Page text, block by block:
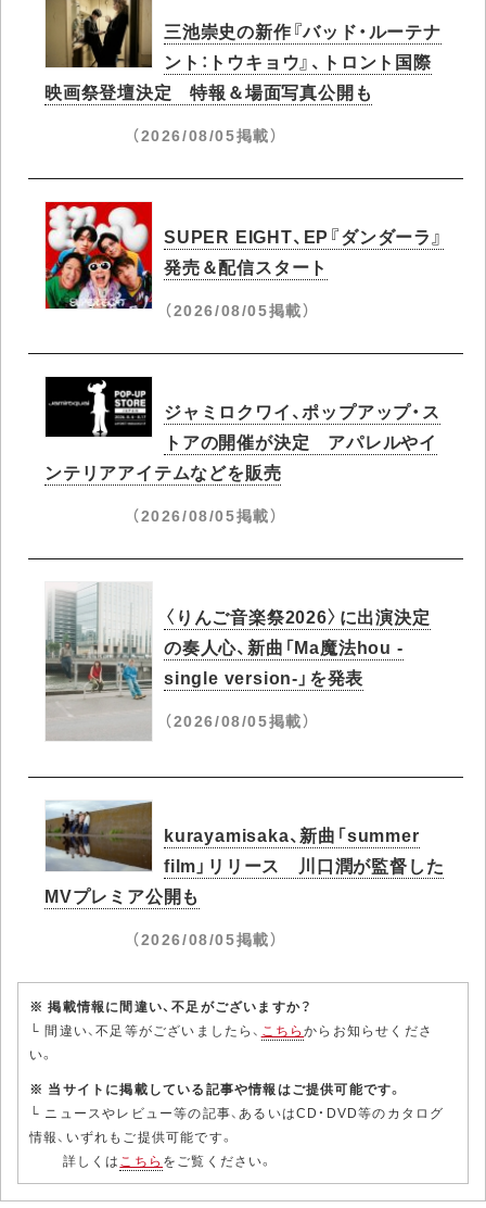
三池崇史の新作『バッド・ルーテナ
ント：トウキョウ』、トロント国際
映画祭登壇決定 特報＆場面写真公開も
（2026/08/05掲載）
SUPER EIGHT、EP『ダンダーラ』
発売＆配信スタート
（2026/08/05掲載）
ジャミロクワイ、ポップアップ・ス
トアの開催が決定 アパレルやイ
ンテリアアイテムなどを販売
（2026/08/05掲載）
〈りんご音楽祭2026〉に出演決定
の奏人心、新曲「Ma魔法hou -
single version-」を発表
（2026/08/05掲載）
kurayamisaka、新曲「summer
film」リリース 川口潤が監督した
MVプレミア公開も
（2026/08/05掲載）
※ 掲載情報に間違い、不足がございますか？
└ 間違い、不足等がございましたら、 こちらからお知らせくださ
い。
※ 当サイトに掲載している記事や情報はご提供可能です。
└ ニュースやレビュー等の記事、あるいはCD・DVD等のカタログ
情報、いずれもご提供可能です。
詳しくはこちら をご覧ください。